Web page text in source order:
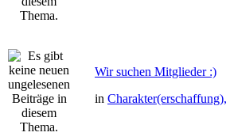
Wir suchen Mitglieder :)
in